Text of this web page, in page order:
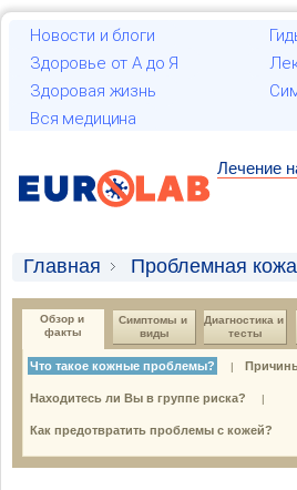
Новости и блоги
Здоровье от А до Я
Здоровая жизнь
Вся медицина
Лечение
Главная
Проблемная кожа
Обзор и факты
Что такое
Обзор и
факты
Симптомы и
виды
Диагностика и
тесты
Что такое кожные проблемы? |
Находитесь ли Вы в группе риска? |
Как предотвратить проблемы с кожей?